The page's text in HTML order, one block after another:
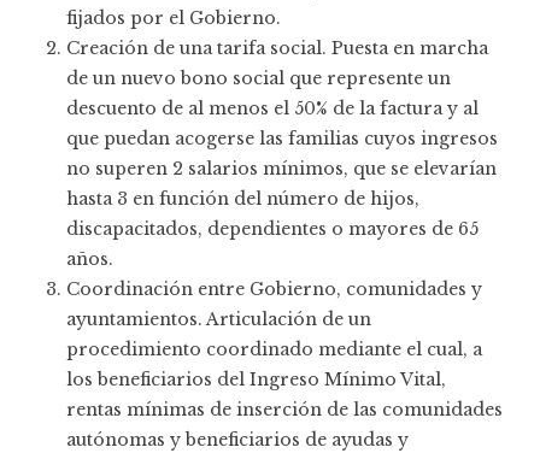
fijados por el Gobierno.
Creación de una tarifa social. Puesta en marcha
de un nuevo bono social que represente un
descuento de al menos el 50% de la factura y al
que puedan acogerse las familias cuyos ingresos
no superen 2 salarios mínimos, que se elevarían
hasta 3 en función del número de hijos,
discapacitados, dependientes o mayores de 65
años.
Coordinación entre Gobierno, comunidades y
ayuntamientos. Articulación de un
procedimiento coordinado mediante el cual, a
los beneficiarios del Ingreso Mínimo Vital,
rentas mínimas de inserción de las comunidades
autónomas y beneficiarios de ayudas y